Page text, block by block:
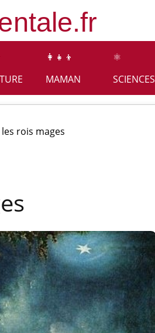
👩‍👧‍👦
MAMAN
⚛️
SCIENCES
rois mages